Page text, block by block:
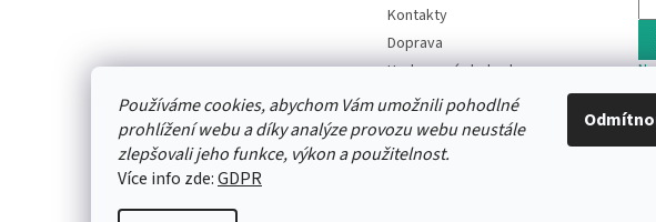
Používáme cookies, abychom Vám umožnili pohodlné
prohlížení webu a díky analýze provozu webu neustále
zlepšovali jeho funkce, výkon a použitelnost.
Více info zde:GDPR
Kontakty
Doprava
Hodnocení obchodu
Slevový program
Moje objednávka